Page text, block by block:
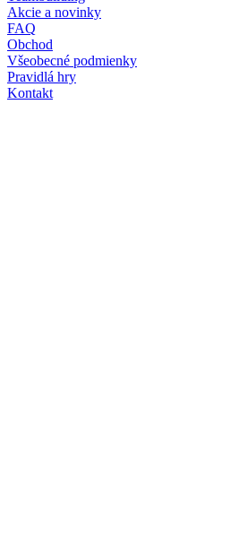
Akcie a novinky
FAQ
Obchod
Všeobecné podmienky
Pravidlá hry
Kontakt